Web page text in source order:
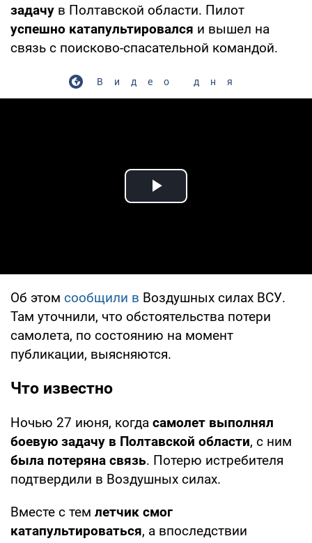
задачу в Полтавской области. Пилот
успешно катапультировался и вышел на
связь с поисково-спасательной командой.
Видео дня
Play Video
Об этом сообщили в Воздушных силах ВСУ.
Там уточнили, что обстоятельства потери
самолета, по состоянию на момент
публикации, выясняются.
Что известно
Ночью 27 июня, когда самолет выполнял
боевую задачу в Полтавской области, с ним
была потеряна связь. Потерю истребителя
подтвердили в Воздушных силах.
Вместе с тем летчик смог
катапультироваться, а впоследствии